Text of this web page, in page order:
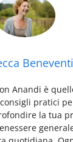
Beneventi
Anandi è
pratici
la tua